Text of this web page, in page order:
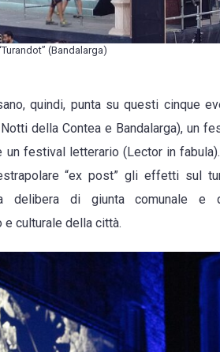
(Bandalarga)
quindi, punta su questi cinque
della Contea e Bandalarga), un
festival letterario (Lector in
“ex post” gli effetti sul
delibera di giunta comunale e
culturale della città.